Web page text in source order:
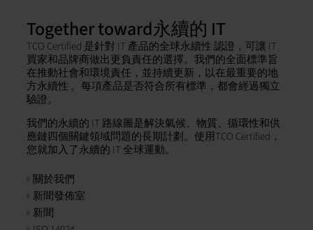
Together toward永續的 IT
TCO Certified 是針對 IT 產品的全球永續性 認證，可讓 IT
買家和品牌商做出更負責任的選擇。我們的全面標準旨
在推動社會和環境責任，並持續更新，以在最重要的地
方永續性 。每項產品是否符合所有標準，都會經過獨立
驗證。
我們的永續的 IT 路線圖是解決氣候、物質、循環性和供
應鏈四個關鍵領域問題的長期計劃。使用TCO Certified，
您就加入了永續的 IT 全球運動。
關於我們
新聞發佈室
新聞